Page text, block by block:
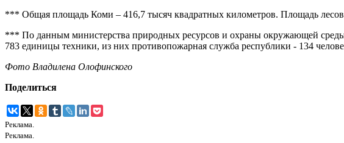
*** Общая площадь Коми – 416,7 тысяч квадратных километров. Площадь
*** По данным министерства природных ресурсов и охраны окружающей
783 единицы техники, из них противопожарная служба республики - 134
Фото Владилена Олофинского
Поделиться
Реклама.
Реклама.